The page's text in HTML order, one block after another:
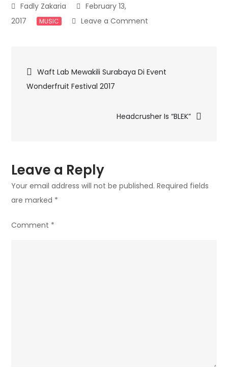
February 13,
2017
MUSIC Leave a Comment
Party
Mom!
Post
navigation
Waft Lab Mewakili Surabaya Di Event
Wonderfruit Festival 2017
Headcrusher Is “BLEK”
Leave a Reply
Your email address will not be published. Required fields
are marked *
Comment *